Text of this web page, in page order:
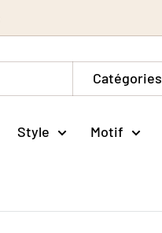
Catégories
Style Motif